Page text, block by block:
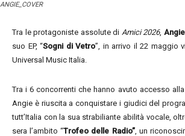
ANGIE_COVER
Tra le protagoniste assolute di Amici 2026, Angie
suo EP, “Sogni di Vetro”, in arrivo il 22 maggio
Universal Music Italia.
Tra i 6 concorrenti che hanno avuto accesso
Angie è riuscita a conquistare i giudici del
tutt’Italia con la sua strabiliante abilità vocale,
sera l’ambito “Trofeo delle Radio”, un